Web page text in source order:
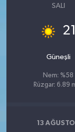
SALI
21
Güneşli
Nem: %58
Rüzgar: 6.89
13